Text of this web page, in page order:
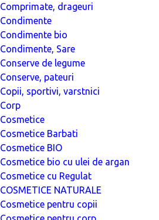
Comprimate, drageuri
Condimente
Condimente bio
Condimente, Sare
Conserve de legume
Conserve, pateuri
Copii, sportivi, varstnici
Corp
Cosmetice
Cosmetice Barbati
Cosmetice BIO
Cosmetice bio cu ulei de argan
Cosmetice cu Regulat
COSMETICE NATURALE
Cosmetice pentru copii